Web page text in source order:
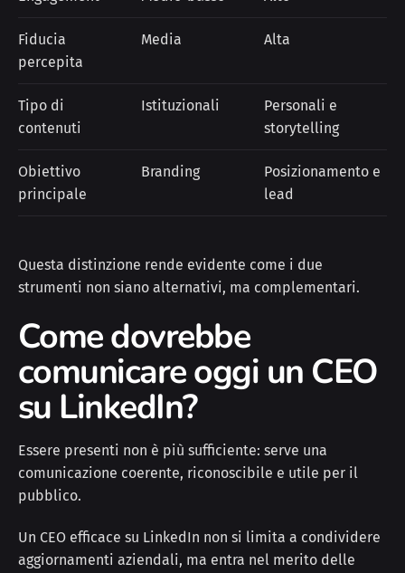
Fiducia
percepita
Media Alta
Tipo di
contenuti
Istituzionali
Personali e
storytelling
Obiettivo
principale
Branding
Posizionamento e
lead
Questa distinzione rende evidente come i due
strumenti non siano alternativi, ma complementari.
Come dovrebbe
comunicare oggi un CEO
su LinkedIn?
Essere presenti non è più sufficiente: serve una
comunicazione coerente, riconoscibile e utile per il
pubblico.
Un CEO efficace su LinkedIn non si limita a condividere
aggiornamenti aziendali, ma entra nel merito delle